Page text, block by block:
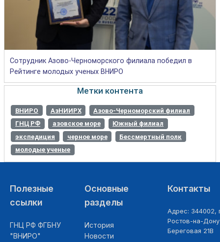
Сотрудник Азово-Черноморского филиала победил в
Рейтинге молодых ученых ВНИРО
Метки контента
ВНИРО АзНИИРХ
Азово-Черноморский филиал
ГНЦ РФ
азовское море
Южный филиал
экспедиция
черное море
Бессмертный полк
молодые ученые
Полезные
ссылки
ГНЦ РФ ФГБНУ
"ВНИРО"
Основные
разделы
История
Новости
Контакты
Адрес: 344002,
Ростов-на-
Береговая 21В